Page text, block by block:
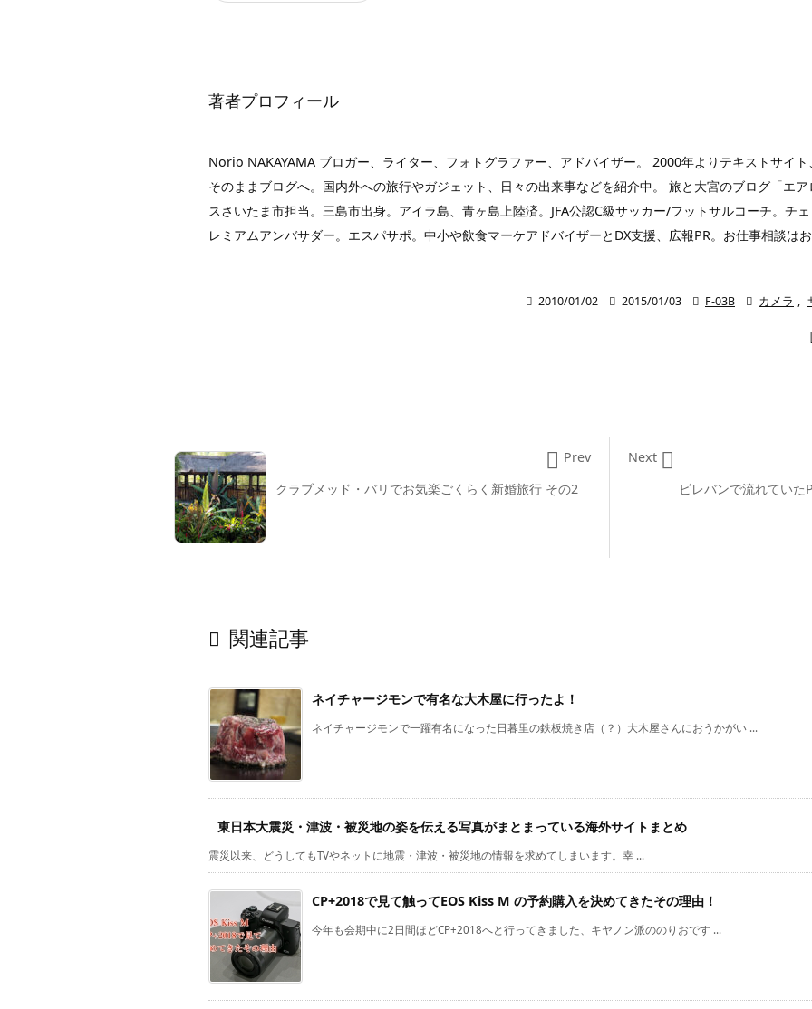
著者プロフィール
Norio NAKAYAMA ブロガー、ライター、フォトグラファー、アドバイザー。 2000年よりテキストサイ
そのままブログへ。国内外への旅行やガジェット、日々の出来事などを紹介中。 旅と大宮のブログ「エ
スさいたま市担当。三島市出身。アイラ島、青ヶ島上陸済。JFA公認C級サッカー/フットサルコーチ。チ
レミアムアンバサダー。エスパサポ。中小や飲食マーケアドバイザーとDX支援、広報PR。お仕事相談は
 2010/01/02  2015/01/03  F-03B  カメラ ,
ビレバンで流れてい

Next
クラブメッド・バリでお気楽ごくらく新婚旅行 その2
 Prev
 関連記事
ネイチャージモンで有名な大木屋に行ったよ！
ネイチャージモンで一躍有名になった日暮里の鉄板焼き店（？）大木屋さんにおうかがい ...
東日本大震災・津波・被災地の姿を伝える写真がまとまっている海外サイトまとめ
震災以来、どうしてもTVやネットに地震・津波・被災地の情報を求めてしまいます。幸 ...
CP+2018で見て触ってEOS Kiss M の予約購入を決めてきたその理由！
今年も会期中に2日間ほどCP+2018へと行ってきました、キヤノン派ののりおです ...